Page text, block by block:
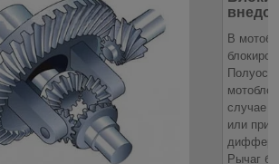
В
Полуоси
случае
или при
Рычаг